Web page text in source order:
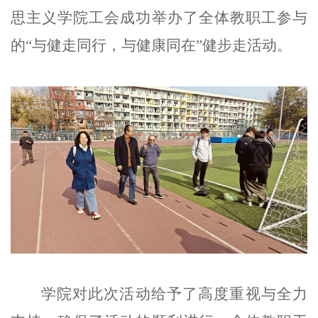
思主义学院工会成功举办了全体教职工参与
的“与健走同行，与健康同在”健步走活动。
学院对此次活动给予了高度重视与全力